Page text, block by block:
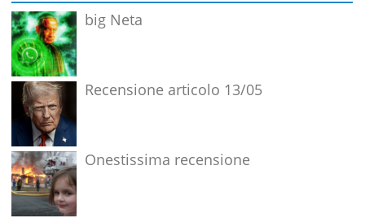
big Neta
Recensione articolo 13/05
Onestissima recensione